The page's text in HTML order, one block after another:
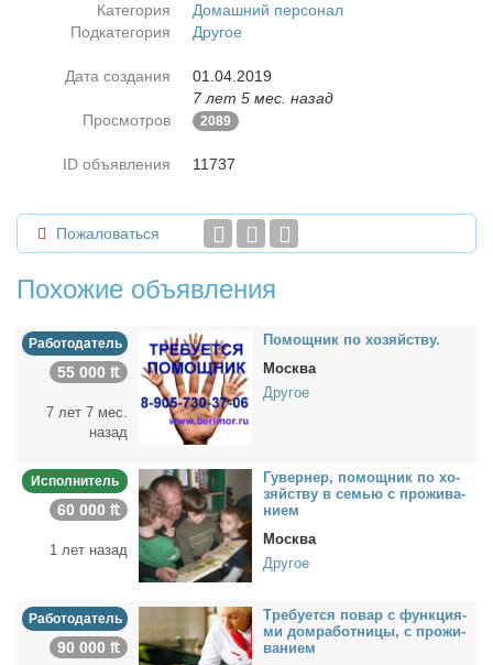
Категория
Домашний персонал
Подкатегория
Другое
Дата создания
01.04.2019
7 лет 5 мес. назад
Просмотров
2089
ID объявления 11737
Пожаловаться
Похожие объявления
Работодатель
55 000 ₶
7 лет 7 мес.
назад
По­мощ­ник по хо­зяй­ству.
Москва
Другое
Исполнитель
60 000 ₶
1 лет назад
Гу­вер­нер, по­мощ­ник по хо­
зяй­ству в се­мью c про­жи­ва­
ни­ем
Москва
Другое
Работодатель
90 000 ₶
Тре­бу­ет­ся по­вар с функ­ци­я­
ми дом­ра­бот­ни­цы, с про­жи­
ва­ни­ем